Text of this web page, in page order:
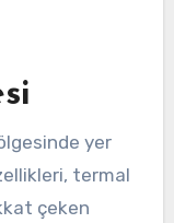
yer
termal
çeken